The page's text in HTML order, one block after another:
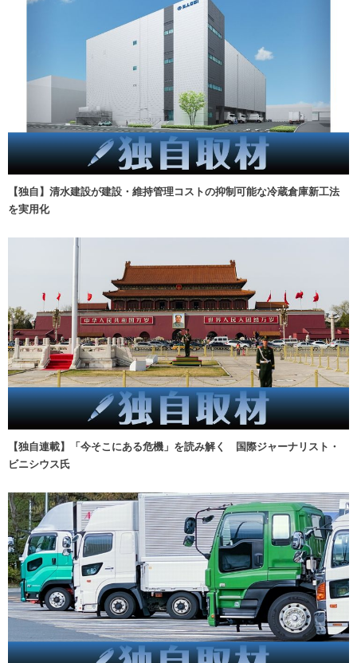
【独自】清水建設が建設・維持管理コストの抑制可能な冷蔵倉庫新工法
を実用化
【独自連載】「今そこにある危機」を読み解く 国際ジャーナリスト・
ビニシウス氏